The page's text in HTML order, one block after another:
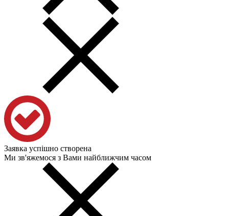
Заявка успішно створена
Ми зв'яжемося з Вами найближчим часом